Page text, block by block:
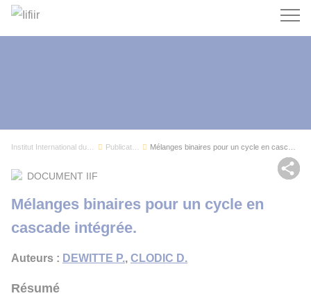
DOCUMENT IIF
Mélanges binaires pour un cycle en
cascade intégrée.
Auteurs : DEWITTE P., CLODIC D.
Résumé